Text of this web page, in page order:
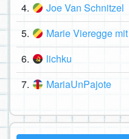
4. Joe Van Schnitzel
5. Marie Vieregge
6. lichku
7. MariaUnPajote